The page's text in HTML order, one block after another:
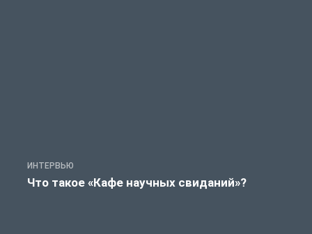
ИНТЕРВЬЮ
Что такое «Кафе научных свиданий»?